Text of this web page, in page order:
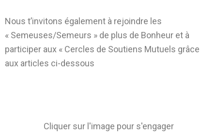
Nous t’invitons également à rejoindre les
« Semeuses/Semeurs » de plus de Bonheur et à
participer aux « Cercles de Soutiens Mutuels grâce
aux articles ci-dessous
Cliquer sur l'image pour s'engager